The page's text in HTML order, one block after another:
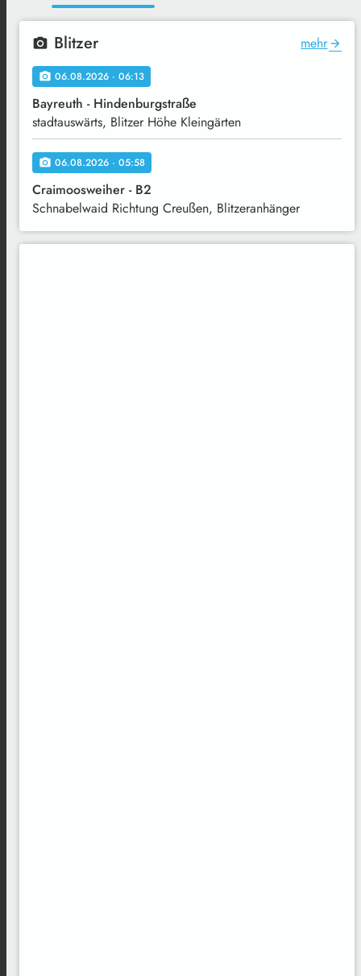
local_see Blitzer mehr arrow_forward
local_see 06.08.2026 · 06:13
Bayreuth - Hindenburgstraße
stadtauswärts, Blitzer Höhe Kleingärten
local_see 06.08.2026 · 05:58
Craimoosweiher - B2
Schnabelwaid Richtung Creußen, Blitzeranhänger